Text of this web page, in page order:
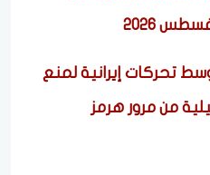
تحركات إيرانية لمنع
من مرور هرمز